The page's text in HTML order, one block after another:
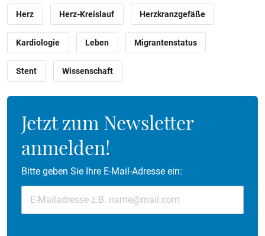
Herz Herz-Kreislauf Herzkranzgefäße
Kardiologie Leben Migrantenstatus
Stent Wissenschaft
Jetzt zum Newsletter
anmelden!
Bitte geben Sie Ihre E-Mail-Adresse ein: